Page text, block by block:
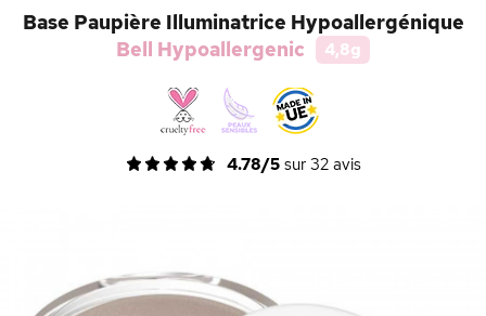
Base Paupière Illuminatrice Hypoallergénique
Bell Hypoallergenic
4,8g
4.78/5sur 32avis
Solaire
Brumes
Blush
Rouge à Lèvres